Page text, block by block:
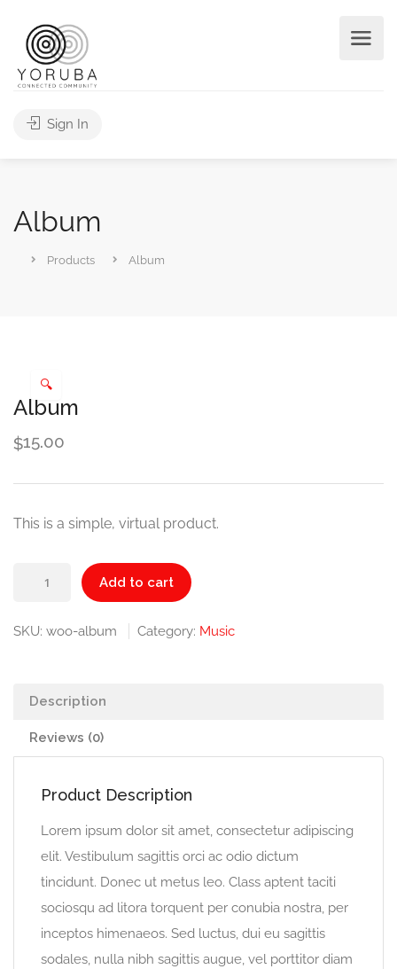
Sign In
Album
Products Album
🔍
Album
$15.00
This is a simple, virtual product.
Add to cart
SKU: woo-album Category: Music
Description
Reviews (0)
Product Description
Lorem ipsum dolor sit amet, consectetur adipiscing
elit. Vestibulum sagittis orci ac odio dictum
tincidunt. Donec ut metus leo. Class aptent taciti
sociosqu ad litora torquent per conubia nostra, per
inceptos himenaeos. Sed luctus, dui eu sagittis
sodales, nulla nibh sagittis augue, vel porttitor diam